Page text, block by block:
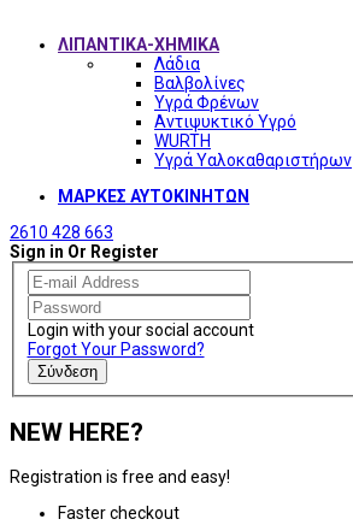
ΛΙΠΑΝΤΙΚΑ-ΧΗΜΙΚΑ
Λάδια
Βαλβολίνες
Υγρά Φρένων
Αντιψυκτικό Υγρό
WURTH
Υγρά Υαλοκαθαριστήρων
ΜΑΡΚΕΣ ΑΥΤΟΚΙΝΗΤΩΝ
2610 428 663
Sign in Or Register
Login with your social account
Forgot Your Password?
Σύνδεση
NEW HERE?
Registration is free and easy!
Faster checkout